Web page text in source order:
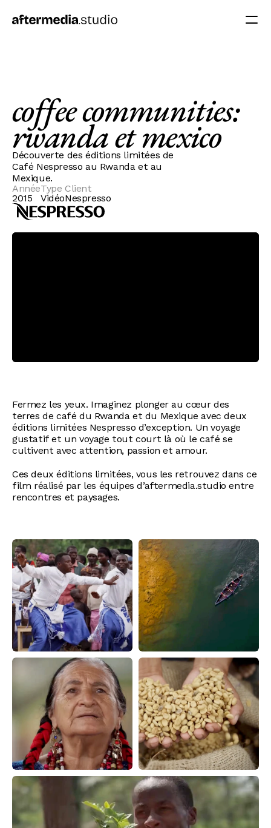
coffee communities:
rwanda et mexico
Découverte des éditions limitées de
Café Nespresso au Rwanda et au
Mexique.
Année
2015
Type
Vidéo
Client
Nespresso
Fermez les yeux. Imaginez plonger au cœur des
terres de café du Rwanda et du Mexique avec deux
éditions limitées Nespresso d’exception. Un voyage
gustatif et un voyage tout court là où le café se
cultivent avec attention, passion et amour.
Ces deux éditions limitées, vous les retrouvez dans ce
film réalisé par les équipes d’aftermedia.studio entre
rencontres et paysages.